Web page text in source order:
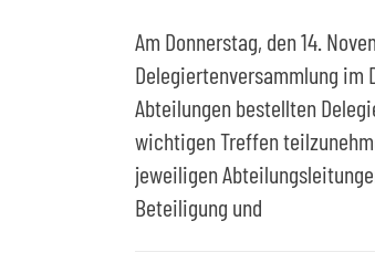
Am Donnerstag, den 14.
Delegiertenversammlung im
Abteilungen bestellten
wichtigen Treffen
jeweiligen
Beteiligung und